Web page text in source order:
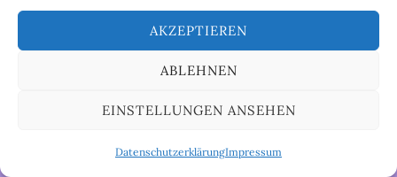
AKZEPTIEREN
ABLEHNEN
EINSTELLUNGEN ANSEHEN
DatenschutzerklärungImpressum